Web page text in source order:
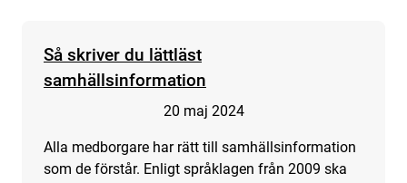
Så skriver du lättläst
samhällsinformation
20 maj 2024
Alla medborgare har rätt till samhällsinformation
som de förstår. Enligt språklagen från 2009 ska